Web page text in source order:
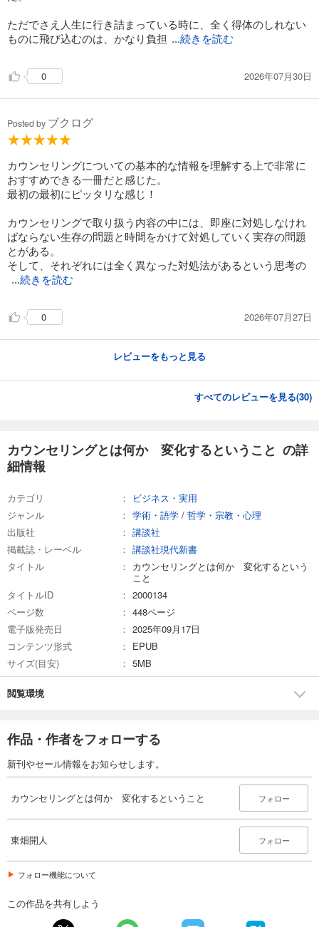
ただでさえ人生に行き詰まっている時に、全く得体のしれない
ものに飛び込むのは、かなり負担 ...続きを読む
0 2026年07月30日
Posted by ブクログ
カウンセリングについての基本的な情報を理解する上で非常に
おすすめできる一冊だと感じた。
最初の最初にピッタリな感じ！
カウンセリングで取り扱う内容の中には、即座に対処しなけれ
ばならない生存の問題と時間をかけて対処していく実存の問題
とがある。
そして、それぞれには全く異なった対処法があるという思考の
...続きを読む
0 2026年07月27日
レビューをもっと見る
すべてのレビューを見る(30)
カウンセリングとは何か 変化するということ の詳
細情報
カテゴリ
ビジネス・実用
ジャンル
学術・語学 / 哲学・宗教・心理
出版社
講談社
掲載誌・レーベル
講談社現代新書
タイトル
カウンセリングとは何か 変化するという
こと
タイトルID
2000134
ページ数
448ページ
電子版発売日
2025年09月17日
コンテンツ形式
EPUB
サイズ(目安)
5MB
閲覧環境
作品・作者をフォローする
新刊やセール情報をお知らせします。
カウンセリングとは何か 変化するということ フォロー
東畑開人 フォロー
フォロー機能について
この作品を共有しよう